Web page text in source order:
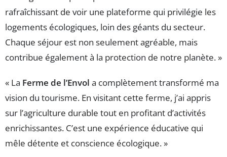
rafraîchissant de voir une plateforme qui privilégie les
logements écologiques, loin des géants du secteur.
Chaque séjour est non seulement agréable, mais
contribue également à la protection de notre planète. »
« La Ferme de l’Envol a complètement transformé ma
vision du tourisme. En visitant cette ferme, j’ai appris
sur l’agriculture durable tout en profitant d’activités
enrichissantes. C’est une expérience éducative qui
mêle détente et conscience écologique. »